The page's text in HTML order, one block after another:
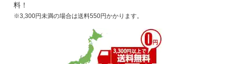
料！
※3,300円未満の場合は送料550円かかります。